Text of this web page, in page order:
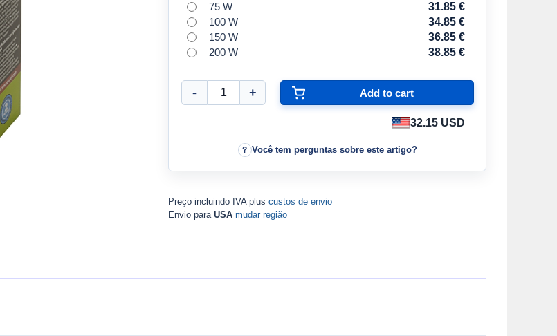
75 W
31.85 €
100 W
34.85 €
150 W
36.85 €
200 W
38.85 €
32.15 USD
Você tem perguntas sobre este artigo?
Preço incluindo IVA plus custos de envio
Envio para USA mudar região